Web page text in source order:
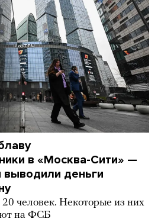
в «Москва-Сити» —
выводили деньги
человек. Некоторые из них
на ФСБ